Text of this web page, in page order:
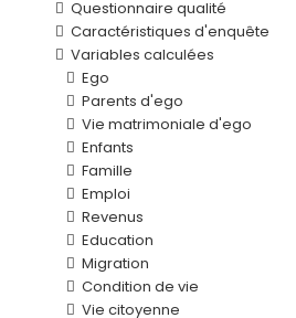
Questionnaire qualité
Caractéristiques d'enquête
Variables calculées
Ego
Parents d'ego
Vie matrimoniale d'ego
Enfants
Famille
Emploi
Revenus
Education
Migration
Condition de vie
Vie citoyenne